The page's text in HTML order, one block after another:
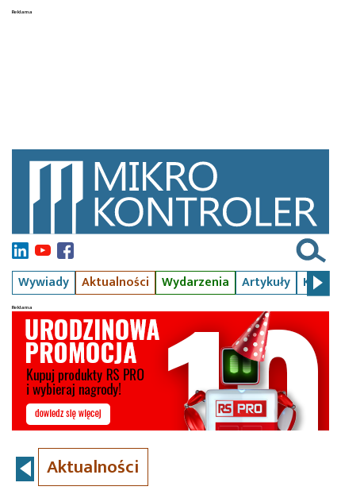
Wywiady Aktualności Wydarzenia Artykuły Kursy
Aktualności